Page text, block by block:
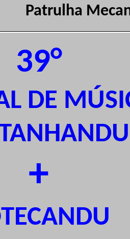
Patrulha
39°
DE
+